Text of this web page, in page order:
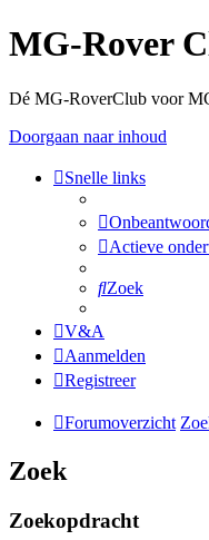
MG-Rover
Dé MG-RoverClub voor
Doorgaan naar inhoud
Snelle links
Actieve
Zoek
V&A
Aanmelden
Registreer
Forumoverzicht
Zoek
Zoekopdracht